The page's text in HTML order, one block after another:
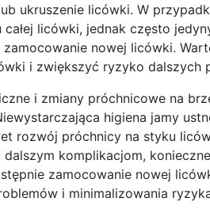
ukruszenie licówki. W
licówki, jednak często
nowej licówki.
i zwiększyć ryzyko dalszych
i zmiany próchnicowe na
higiena jamy
rozwój próchnicy na styku
komplikacjom,
zamocowanie nowej
i minimalizowania